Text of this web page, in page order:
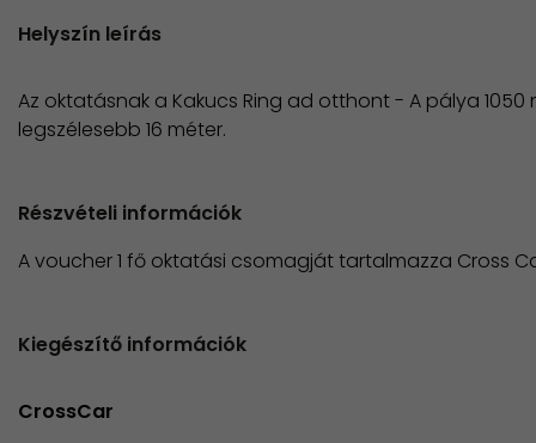
Helyszín leírás
Az oktatásnak a Kakucs Ring ad otthont - A pálya
legszélesebb 16 méter.
Részvételi információk
A voucher 1 fő oktatási csomagját tartalmazza Cross
Kiegészítő információk
CrossCar